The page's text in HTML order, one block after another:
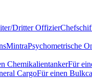
Dritter Offizier
MintraPsychometrische
ChemikalientankerFür
CargoFür einen